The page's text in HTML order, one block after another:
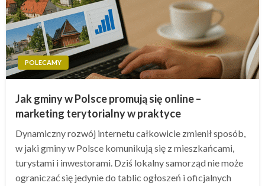
POLECAMY
Jak gminy w Polsce promują się online –
marketing terytorialny w praktyce
Dynamiczny rozwój internetu całkowicie zmienił sposób,
w jaki gminy w Polsce komunikują się z mieszkańcami,
turystami i inwestorami. Dziś lokalny samorząd nie może
ograniczać się jedynie do tablic ogłoszeń i oficjalnych